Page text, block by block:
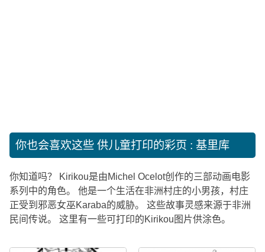
你也会喜欢这些 供儿童打印的彩页 : 基里库
你知道吗？ Kirikou是由Michel Ocelot创作的三部动画电影
系列中的角色。 他是一个生活在非洲村庄的小男孩，村庄
正受到邪恶女巫Karaba的威胁。 这些故事灵感来源于非洲
民间传说。 这里有一些可打印的Kirikou图片供涂色。